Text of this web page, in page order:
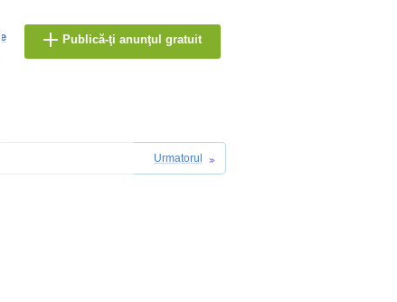
Publică-ţi anunţul gratuit
Urmatorul